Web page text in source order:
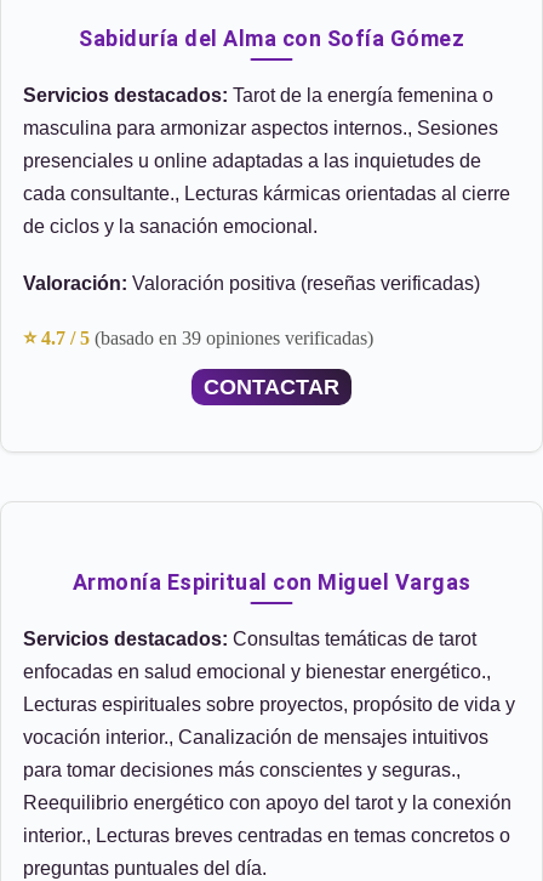
Sabiduría del Alma con Sofía Gómez
Servicios destacados: Tarot de la energía femenina o
masculina para armonizar aspectos internos., Sesiones
presenciales u online adaptadas a las inquietudes de
cada consultante., Lecturas kármicas orientadas al cierre
de ciclos y la sanación emocional.
Valoración: Valoración positiva (reseñas verificadas)
⭐ 4.7 / 5 (basado en 39 opiniones verificadas)
CONTACTAR
Armonía Espiritual con Miguel Vargas
Servicios destacados: Consultas temáticas de tarot
enfocadas en salud emocional y bienestar energético.,
Lecturas espirituales sobre proyectos, propósito de vida y
vocación interior., Canalización de mensajes intuitivos
para tomar decisiones más conscientes y seguras.,
Reequilibrio energético con apoyo del tarot y la conexión
interior., Lecturas breves centradas en temas concretos o
preguntas puntuales del día.